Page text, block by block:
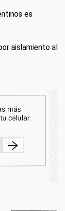
es
aislamiento al